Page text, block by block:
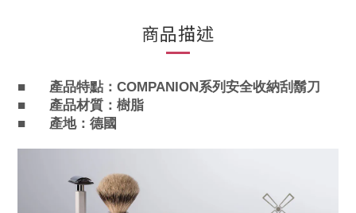
商品描述
■ 產品特點： COMPANION系列安全收納刮鬍刀
■
產品材質 ： 樹脂
■
產地：德國